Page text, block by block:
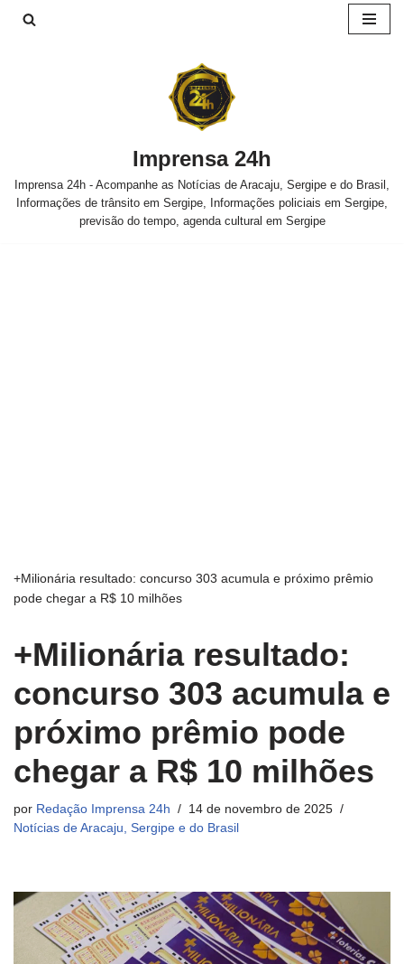
Imprensa 24h
Imprensa 24h - Acompanhe as Notícias de Aracaju, Sergipe e do Brasil,
Informações de trânsito em Sergipe, Informações policiais em Sergipe,
previsão do tempo, agenda cultural em Sergipe
+Milionária resultado: concurso 303 acumula e próximo prêmio
pode chegar a R$ 10 milhões
+Milionária resultado:
concurso 303 acumula e
próximo prêmio pode
chegar a R$ 10 milhões
por Redação Imprensa 24h
14 de novembro de 2025
Notícias de Aracaju, Sergipe e do Brasil